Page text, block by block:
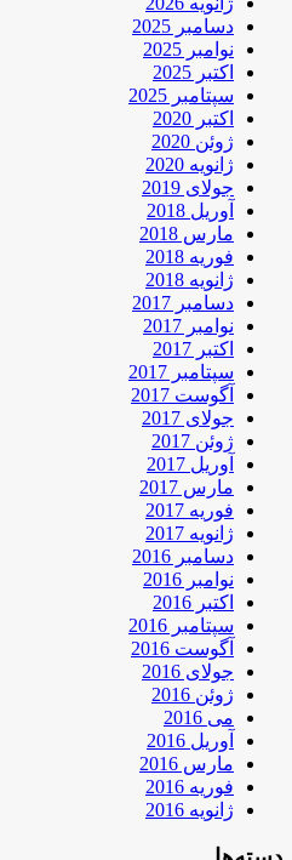
دسامبر 2025
نوامبر 2025
اکتبر 2025
سپتامبر 2025
اکتبر 2020
ژوئن 2020
ژانویه 2020
جولای 2019
آوریل 2018
مارس 2018
فوریه 2018
ژانویه 2018
دسامبر 2017
نوامبر 2017
اکتبر 2017
سپتامبر 2017
آگوست 2017
جولای 2017
ژوئن 2017
آوریل 2017
مارس 2017
فوریه 2017
ژانویه 2017
دسامبر 2016
نوامبر 2016
اکتبر 2016
سپتامبر 2016
آگوست 2016
جولای 2016
ژوئن 2016
می 2016
آوریل 2016
مارس 2016
فوریه 2016
ژانویه 2016